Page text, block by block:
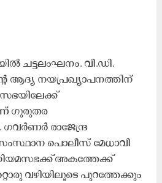
ചട്ടലംഘനം. വി.ഡി.
ആദ്യ നയപ്രഖ്യാപനത്തിന്
ഗുരുതര
രാജേന്ദ്ര
പൊലീസ് മേധാവി
അകത്തേക്ക്
വഴിയിലൂടെ പുറത്തേക്കും